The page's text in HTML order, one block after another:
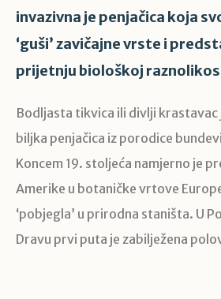
invazivna je penjačica koja
‘guši’ zavičajne vrste i
prijetnju biološkoj
Bodljasta tikvica ili divlji krastavac
biljka penjačica iz porodice
Koncem 19. stoljeća namjerno je
Amerike u botaničke vrtove
‘pobjegla’ u prirodna staništa. U
Dravu prvi puta je zabilježena